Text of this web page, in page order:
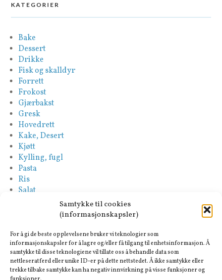
Samtykke til cookies
(informasjonskapsler)
For å gi de beste opplevelsene bruker vi teknologier som
informasjonskapsler for å lagre og/eller få tilgang til enhetsinformasjon. Å
samtykke til disse teknologiene vil tillate oss å behandle data som
nettleseratferd eller unike ID-er på dette nettstedet. Å ikke samtykke eller
trekke tilbake samtykke kan ha negativ innvirkning på visse funksjoner og
KATEGORIER
Bake
Dessert
Drikke
Fisk og skalldyr
Forrett
Frokost
Gjærbakst
Gresk
Hovedrett
Kake, Desert
Kjøtt
Kylling, fugl
Pasta
Ris
Salat
Suppe
Tapas-Mezze
Tyrkisk
Vegan
Vegetar